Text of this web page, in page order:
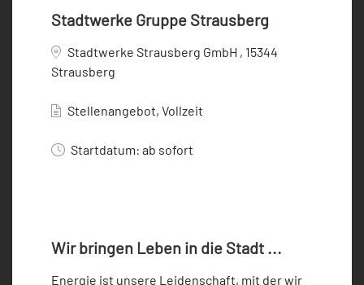
Stadtwerke Gruppe Strausberg
Stadtwerke Strausberg GmbH , 15344
Strausberg
Stellenangebot, Vollzeit
Startdatum: ab sofort
Wir bringen Leben in die Stadt ...
Energie ist unsere Leidenschaft, mit der wir